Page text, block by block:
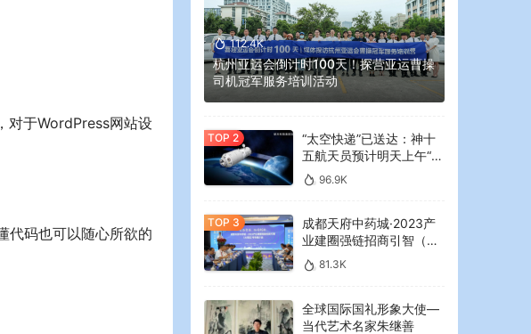
对于WordPress网站设
代码也可以随心所欲的
112.4K
杭州亚运会倒计时100天！探营亚运曹操
司机冠军服务培训活动
“太空快递”已送达：神十
五航天员预计明天上午“拆
快递”96.9K
成都天府中药城·2023产
业建圈强链招商引智（大
湾区）专场推介会在广州
举行
81.3K
全球国际国礼形象大使—
当代艺术名家朱继善